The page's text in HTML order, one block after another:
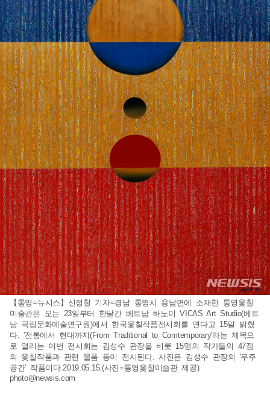
【통영=뉴시스】신정철 기자=경남 통영시 용남면에 소재한 통영옻칠
미술관은 오는 23일부터 한달간 베트남 하노이 VICAS Art Studio(베트
남 국립문화예술연구원)에서 한국옻칠작품전시회를 연다고 15일 밝혔
다. '전통에서 현대까지(From Traditional to Comtemporary'라는 제목으
로 열리는 이번 전시회는 김성수 관장을 비롯 15명의 작가들의 47점
의 옻칠작품과 관련 물품 등이 전시된다. 사진은 김성수 관장의 '우주
공간' 작품이다.2019.05.15.(사진=통영옻칠미슬관 제공)
photo@newsis.com